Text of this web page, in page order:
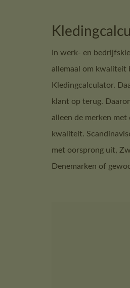
In werk- en
allemaal om kwaliteit
Kledingcalculator.
klant op terug.
alleen de merken met
kwaliteit.
met oorsprong uit,
Denemarken of